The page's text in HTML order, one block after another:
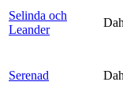
Selinda och
Leander
Serenad